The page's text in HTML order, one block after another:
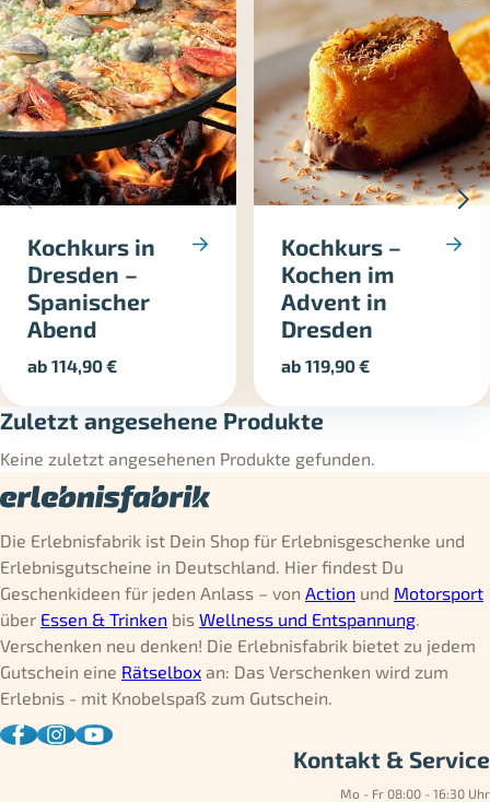
Kochkurs in
Dresden –
Spanischer
Abend
ab114,90€
Kochkurs –
Kochen im
Advent in
Dresden
ab119,90€
Zuletzt angesehene Produkte
Keine zuletzt angesehenen Produkte gefunden.
Die Erlebnisfabrik ist Dein Shop für Erlebnisgeschenke und
Erlebnisgutscheine in Deutschland. Hier findest Du
Geschenkideen für jeden Anlass – von Action und Motorsport
über Essen & Trinken bis Wellness und Entspannung.
Verschenken neu denken! Die Erlebnisfabrik bietet zu jedem
Gutschein eine Rätselbox an: Das Verschenken wird zum
Erlebnis - mit Knobelspaß zum Gutschein.
Kontakt & Service
Mo - Fr 08:00 - 16:30 Uhr